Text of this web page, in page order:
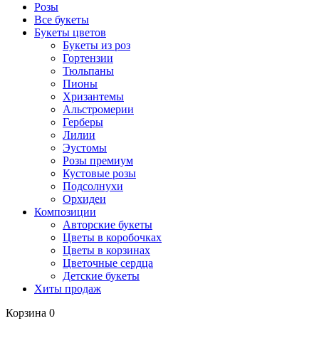
Розы
Все букеты
Букеты цветов
Букеты из роз
Гортензии
Тюльпаны
Пионы
Хризантемы
Альстромерии
Герберы
Лилии
Эустомы
Розы премиум
Кустовые розы
Подсолнухи
Орхидеи
Композиции
Авторские букеты
Цветы в коробочках
Цветы в корзинах
Цветочные сердца
Детские букеты
Хиты продаж
Корзина 0